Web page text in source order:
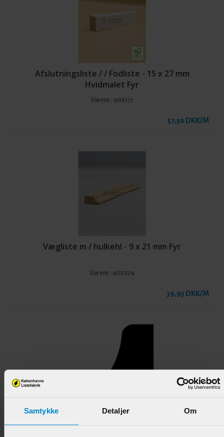
Samtykke Detaljer Om
Afslutningsliste / / Fodliste - 15 x 27 mm
Hvidmalet Fyr
Varenr.: 902171
57,50 DKK/M
Vægliste m / hulkehl - 9 x 21 mm Fyr
Varenr.: 900374
39,95 DKK/M